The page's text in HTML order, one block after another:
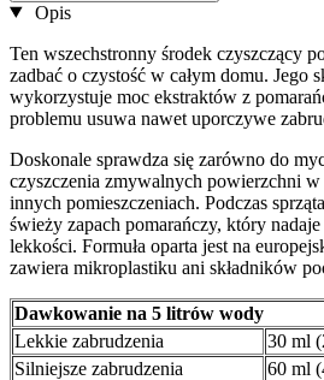
Opis
Ten wszechstronny środek czyszczący
zadbać o czystość w całym domu. Jego
wykorzystuje moc ekstraktów z
problemu usuwa nawet uporczywe
Doskonale sprawdza się zarówno do
czyszczenia zmywalnych powierzchni w
innych pomieszczeniach. Podczas
świeży zapach pomarańczy, który
lekkości. Formuła oparta jest na
zawiera mikroplastiku ani składników
Dawkowanie na 5 litrów wody
Lekkie zabrudzenia
30 ml
Silniejsze zabrudzenia
60 ml